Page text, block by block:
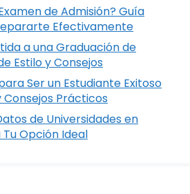
de Admisión? Guía
Efectivamente
a una Graduación de
Estilo y Consejos
Ser un Estudiante Exitoso
Consejos Prácticos
de Universidades en
Opción Ideal